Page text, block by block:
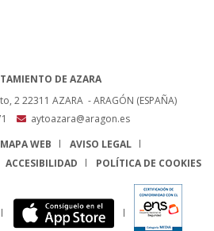
DE AZARA
222311 AZARA - ARAGÓN (ESPAÑA)
aytoazara@aragon.es
MAPA WEB
AVISO LEGAL
ACCESIBILIDAD POLÍTICA DE COOKIES